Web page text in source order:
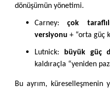
dönüşümün yönetimi.
Carney:çok
versiyonu + “orta güç
Lutnick: büyük güç
kaldıraçla “yeniden
Bu ayrım,